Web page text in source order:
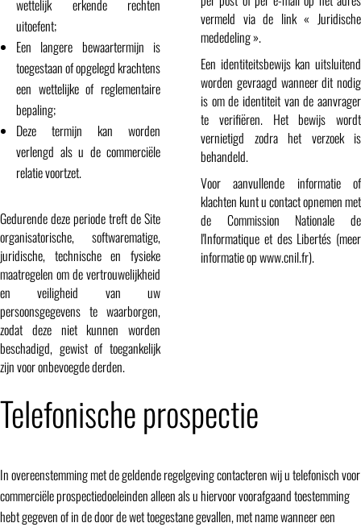
wettelijk erkende rechten
uitoefent;
Een langere bewaartermijn is
toegestaan of opgelegd krachtens
een wettelijke of reglementaire
bepaling;
Deze termijn kan worden
verlengd als u de commerciële
relatie voortzet.
Gedurende deze periode treft de Site
organisatorische, softwarematige,
juridische, technische en fysieke
maatregelen om de vertrouwelijkheid
en veiligheid van uw
persoonsgegevens te waarborgen,
zodat deze niet kunnen worden
beschadigd, gewist of toegankelijk
zijn voor onbevoegde derden.
vermeld via de link « Juridische
mededeling ».
Een identiteitsbewijs kan uitsluitend
worden gevraagd wanneer dit nodig
is om de identiteit van de aanvrager
te verifiëren. Het bewijs wordt
vernietigd zodra het verzoek is
behandeld.
Voor aanvullende informatie of
klachten kunt u contact opnemen met
de Commission Nationale de
l'Informatique et des Libertés (meer
informatie opwww.cnil.fr).
Telefonische prospectie
In overeenstemming met de geldende regelgeving contacteren wij u telefonisch voor
commerciële prospectiedoeleinden alleen als u hiervoor voorafgaand toestemming
hebt gegeven of in de door de wet toegestane gevallen, met name wanneer een